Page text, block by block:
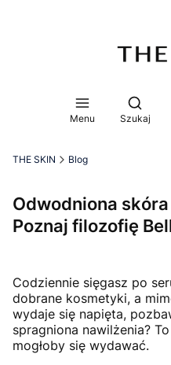
Menu Szukaj
THE SKIN Blog
Odwodniona
Poznaj filozofię
Codziennie sięgasz po
dobrane kosmetyki, a
wydaje się napięta,
spragniona nawilżenia?
mogłoby się wydawać.